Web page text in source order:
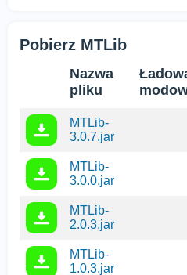
Pobierz MTLib
Nazwa
pliku
MTLib-
3.0.7.jar
MTLib-
3.0.0.jar
MTLib-
2.0.3.jar
MTLib-
1.0.3.jar